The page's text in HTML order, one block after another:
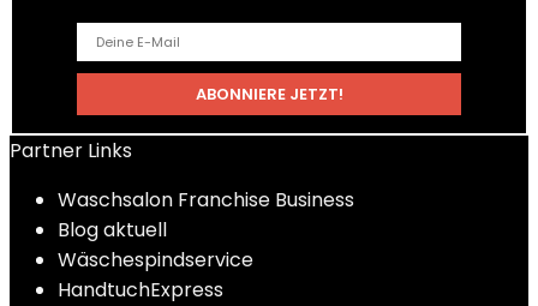
Partner Links
Waschsalon Franchise Business
Blog aktuell
Wäschespindservice
HandtuchExpress